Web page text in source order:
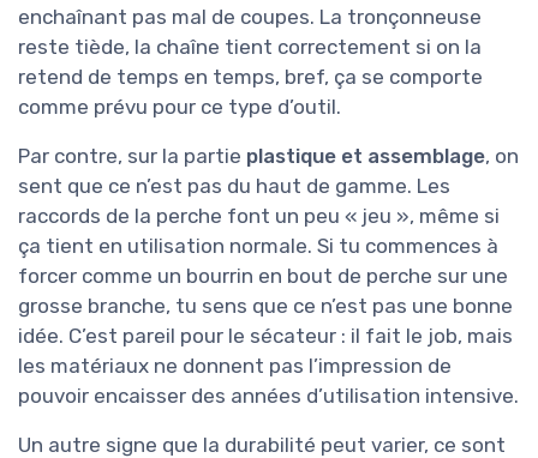
enchaînant pas mal de coupes. La tronçonneuse
reste tiède, la chaîne tient correctement si on la
retend de temps en temps, bref, ça se comporte
comme prévu pour ce type d’outil.
Par contre, sur la partie plastique et assemblage, on
sent que ce n’est pas du haut de gamme. Les
raccords de la perche font un peu « jeu », même si
ça tient en utilisation normale. Si tu commences à
forcer comme un bourrin en bout de perche sur une
grosse branche, tu sens que ce n’est pas une bonne
idée. C’est pareil pour le sécateur : il fait le job, mais
les matériaux ne donnent pas l’impression de
pouvoir encaisser des années d’utilisation intensive.
Un autre signe que la durabilité peut varier, ce sont